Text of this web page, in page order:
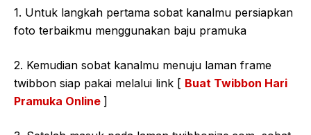
1. Untuk langkah pertama sobat kanalmu persiapkan
foto terbaikmu menggunakan baju pramuka
2. Kemudian sobat kanalmu menuju laman frame
twibbon siap pakai melalui link [ Buat Twibbon Hari
Pramuka Online ]